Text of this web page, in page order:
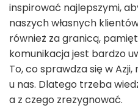
inspirować najlepszymi,
naszych własnych
również za granicą,
komunikacja jest bardzo
To, co sprawdza się w
u nas. Dlatego trzeba
a z czego zrezygnować.